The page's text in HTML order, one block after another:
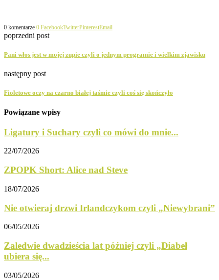
0 komentarze 0 FacebookTwitterPinterestEmail
poprzedni post
Pani włos jest w mojej zupie czyli o jednym programie i wielkim zjawisku
następny post
Fioletowe oczy na czarno białej taśmie czyli coś się skończyło
Powiązane wpisy
Ligatury i Suchary czyli co mówi do mnie...
22/07/2026
ZPOPK Short: Alice nad Steve
18/07/2026
Nie otwieraj drzwi Irlandczykom czyli „Niewybrani”
06/05/2026
Zaledwie dwadzieścia lat później czyli „Diabeł
ubiera się...
03/05/2026